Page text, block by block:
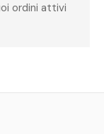
ordini attivi